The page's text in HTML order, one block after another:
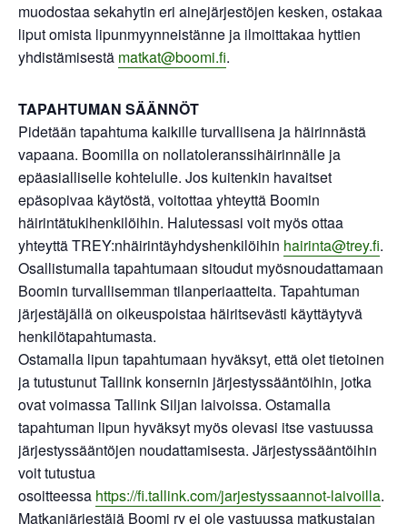
muodostaa sekahytin eri ainejärjestöjen kesken, ostakaa
liput omista lipunmyynneistänne ja ilmoittakaa hyttien
yhdistämisestä matkat@boomi.fi.
TAPAHTUMAN SÄÄNNÖT
Pidetään tapahtuma kaikille turvallisena ja häirinnästä
vapaana. Boomilla on nollatoleranssihäirinnälle ja
epäasialliselle kohtelulle. Jos kuitenkin havaitset
epäsopivaa käytöstä, voitottaa yhteyttä Boomin
häirintätukihenkilöihin. Halutessasi voit myös ottaa
yhteyttä TREY:nhäirintäyhdyshenkilöihin hairinta@trey.fi.
Osallistumalla tapahtumaan sitoudut myösnoudattamaan
Boomin turvallisemman tilanperiaatteita. Tapahtuman
järjestäjällä on oikeuspoistaa häiritsevästi käyttäytyvä
henkilötapahtumasta.
Ostamalla lipun tapahtumaan hyväksyt, että olet tietoinen
ja tutustunut Tallink konsernin järjestyssääntöihin, jotka
ovat voimassa Tallink Siljan laivoissa. Ostamalla
tapahtuman lipun hyväksyt myös olevasi itse vastuussa
järjestyssääntöjen noudattamisesta. Järjestyssääntöihin
voit tutustua
osoitteessa https://fi.tallink.com/jarjestyssaannot-laivoilla.
Matkanjärjestäjä Boomi ry ei ole vastuussa matkustajan